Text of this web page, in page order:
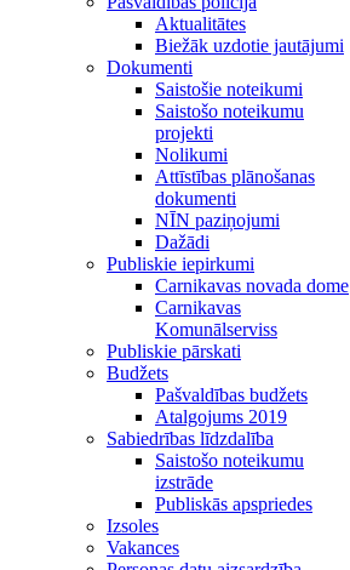
Aktualitātes
Biežāk uzdotie jautājumi
Dokumenti
Saistošie noteikumi
Saistošo noteikumu
projekti
Nolikumi
Attīstības plānošanas
dokumenti
NĪN paziņojumi
Dažādi
Publiskie iepirkumi
Carnikavas novada dome
Carnikavas
Komunālserviss
Publiskie pārskati
Budžets
Pašvaldības budžets
Atalgojums 2019
Sabiedrības līdzdalība
Saistošo noteikumu
izstrāde
Publiskās apspriedes
Izsoles
Vakances